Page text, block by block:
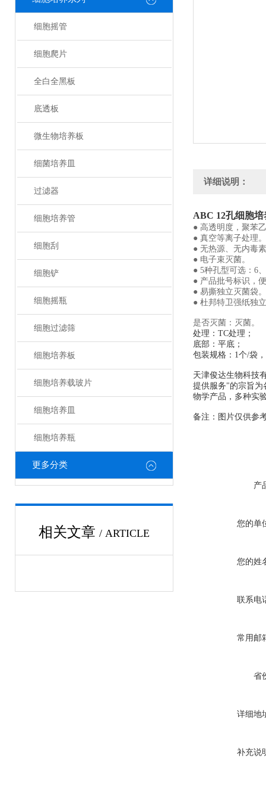
细胞摇管
细胞爬片
全白全黑板
底透板
微生物培养板
细菌培养皿
过滤器
细胞培养管
细胞刮
细胞铲
细胞摇瓶
细胞过滤筛
细胞培养板
细胞培养载玻片
细胞培养皿
细胞培养瓶
更多分类
相关文章 / ARTICLE
详细说明：
ABC 12孔细胞培
● 高透明度，聚苯
● 真空等离子处理。
● 无热源、无内毒
● 电子束灭菌。
● 5种孔型可选：6
● 产品批号标识，
● 易撕独立灭菌袋。
● 杜邦特卫强纸独
是否灭菌：灭菌。
处理：TC处理；
底部：平底；
包装规格：1个/袋
天津俊达生物科技
提供服务"的宗旨为
物学产品，多种实
备注：图片仅供参
产
您的单
您的姓
联系电
常用邮
省
详细地
补充说